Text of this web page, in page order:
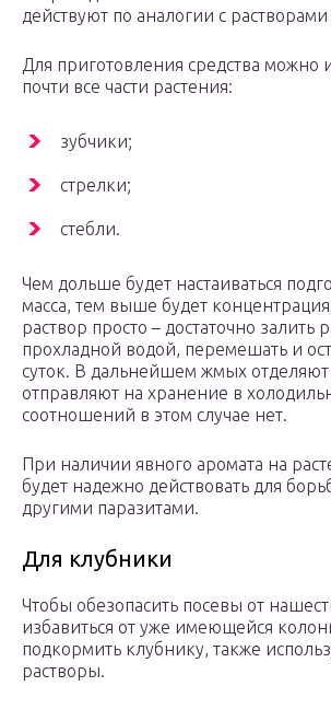
действуют по аналогии с
Для приготовления средства можно
почти все части растения:
зубчики;
стрелки;
стебли.
Чем дольше будет настаиваться
масса, тем выше будет
раствор просто – достаточно залить
прохладной водой, перемешать и
суток. В дальнейшем жмых отделяют
отправляют на хранение в
соотношений в этом случае нет.
При наличии явного аромата на
будет надежно действовать для
другими паразитами.
Для клубники
Чтобы обезопасить посевы от
избавиться от уже имеющейся
подкормить клубнику, также
растворы.